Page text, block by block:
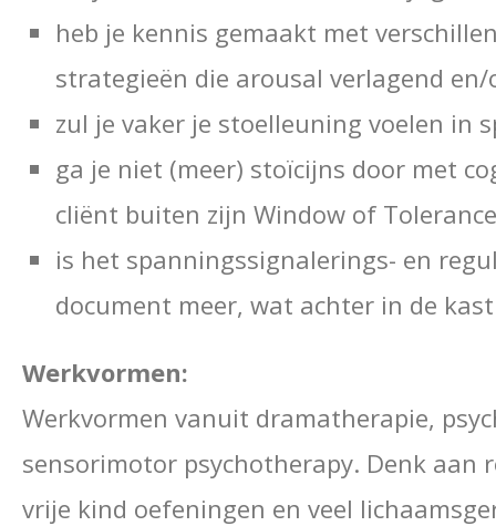
heb je kennis gemaakt met
strategieën die arousal verlagend
zul je vaker je stoelleuning voelen in
ga je niet (meer) stoïcijns door met
cliënt buiten zijn Window of
is het spanningssignalerings- en
document meer, wat achter in de
Werkvormen:
Werkvormen vanuit dramatherapie,
sensorimotor psychotherapy. Denk aan
vrije kind oefeningen en veel